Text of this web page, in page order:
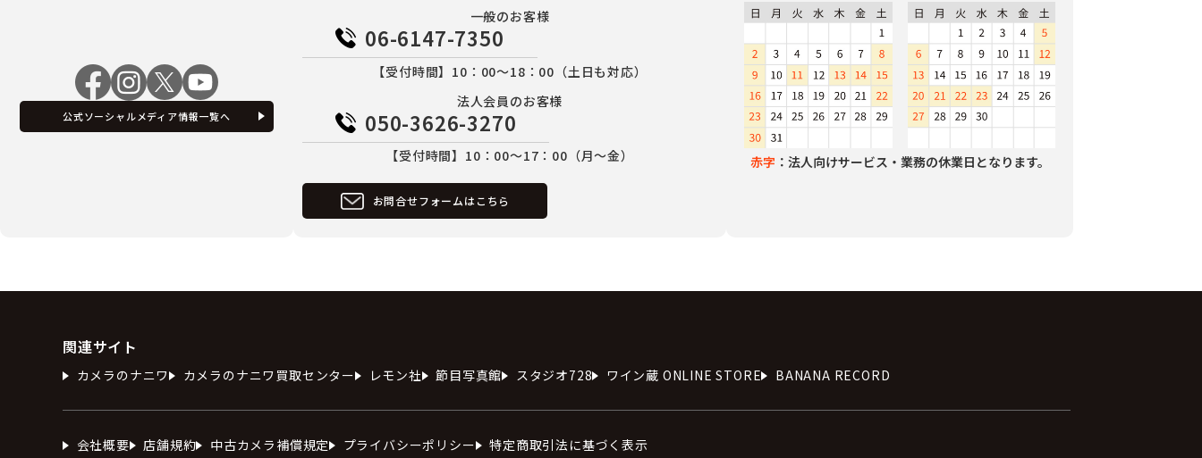
公式ソーシャルメディア情報一覧へ
一般のお客様
06-6147-7350
【受付時間】10：00～18：00（土日も対応）
法人会員のお客様
050-3626-3270
【受付時間】10：00～17：00（月～金）
お問合せフォームはこちら
赤字 ：法人向けサービス・業務の休業日となります。
関連サイト
カメラのナニワ カメラのナニワ買取センター レモン社 節目写真館 スタジオ728 ワイン蔵 ONLINE STORE BANANA RECORD
会社概要 店舗規約 中古カメラ補償規定 プライバシーポリシー 特定商取引法に基づく表示